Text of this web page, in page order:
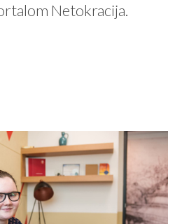
Netokracija.